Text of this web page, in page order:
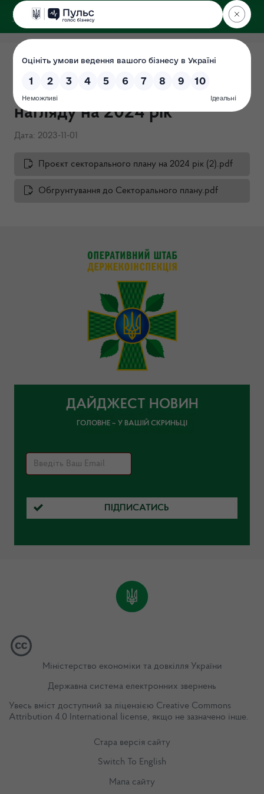
ДЕРЖЕКОІНСПЕКЦІЯ
Проєкт секторального плану
державного ринкового
нагляду на 2024 рік
Дата: 2023-11-01
Проєкт секторального плану на 2024 рік (2).pdf
Обгрунтування до Секторального плану.pdf
ДАЙДЖЕСТ НОВИН
ГОЛОВНЕ – У ВАШІЙ СКРИНЬЦІ
ПІДПИСАТИСЬ
Міністерство економіки та довкілля України
Державна система електронних звернень
Увесь вміст доступний за ліцензією Creative Commons
Attribution 4.0 International license, якщо не зазначено інше.
Стара версія сайту
Switch To English
Мапа сайту